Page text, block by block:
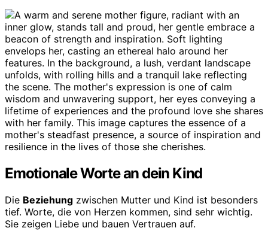
Emotionale Worte an dein Kind
Die Beziehung zwischen Mutter und Kind ist besonders
tief. Worte, die von Herzen kommen, sind sehr wichtig.
Sie zeigen Liebe und bauen Vertrauen auf.